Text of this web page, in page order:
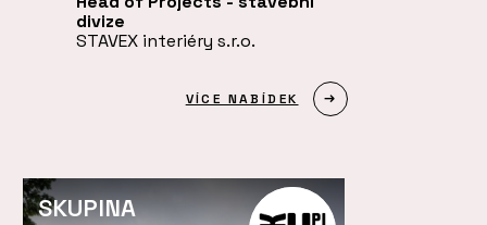
divize
STAVEX interiéry s.r.o.
VÍCE NABÍDEK
SKUPINA